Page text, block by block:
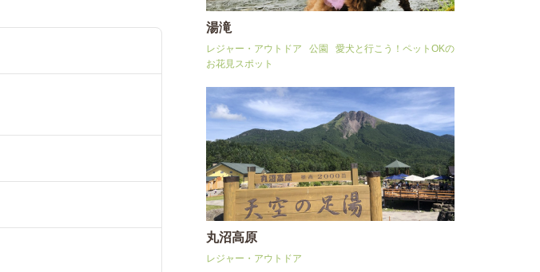
湯滝
レジャー・アウトドア 公園
愛犬と行こう！ペットOKの
お花見スポット
丸沼高原
レジャー・アウトドア